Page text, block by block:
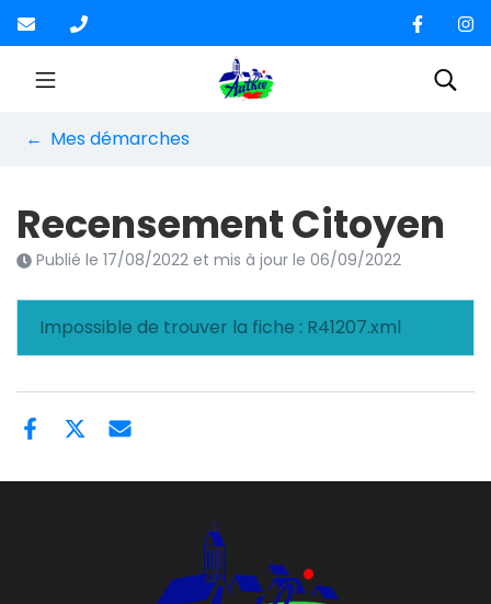
Aller
au
contenu
Site officiel de la
Mes démarches
Recensement Citoyen
Publié le 17/08/2022 et mis à jour le 06/09/2022
Impossible de trouver la fiche : R41207.xml